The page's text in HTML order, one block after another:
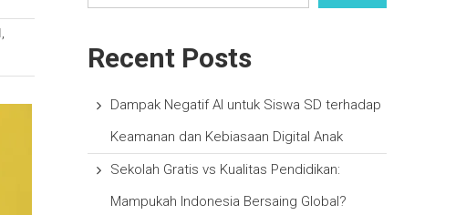
,
Recent Posts
Dampak Negatif AI untuk Siswa SD terhadap
Keamanan dan Kebiasaan Digital Anak
Sekolah Gratis vs Kualitas Pendidikan:
Mampukah Indonesia Bersaing Global?